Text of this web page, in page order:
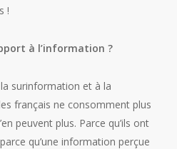
!
à l’information ?
la surinformation et à la
français ne consomment plus
peuvent plus. Parce qu’ils ont
qu’une information perçue